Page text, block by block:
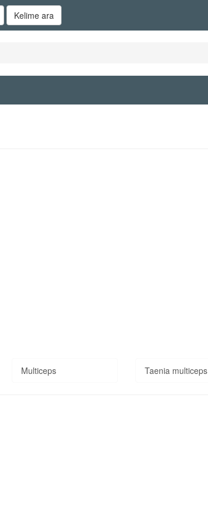
Kelime ara
Multiceps Taenia multiceps